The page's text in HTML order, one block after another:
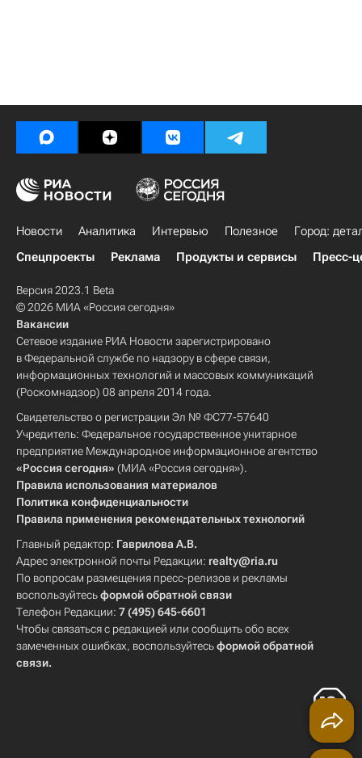
Новости Аналитика Интервью Полезное
Город:
Спецпроекты
Реклама Продукты и сервисы Пресс-
Версия 2023.1 Beta
© 2026 МИА «Россия сегодня»
Вакансии
Сетевое издание РИА Новости зарегистрировано
в Федеральной службе по надзору в сфере связи,
информационных технологий и массовых коммуникаций
(Роскомнадзор) 08 апреля 2014 года.
Свидетельство о регистрации Эл № ФС77-57640
Учредитель: Федеральное государственное унитарное
предприятие Международное информационное агентство
«Россия сегодня» (МИА «Россия сегодня»).
Правила использования материалов
Политика конфиденциальности
Правила применения рекомендательных технологий
Главный редактор: Гаврилова А.В.
Адрес электронной почты Редакции: realty@ria.ru
По вопросам размещения пресс-релизов и рекламы
воспользуйтесьформой обратной связи
Телефон Редакции: 7 (495) 645-6601
Чтобы связаться с редакцией или сообщить обо всех
замеченных ошибках, воспользуйтесьформой обратной
связи.